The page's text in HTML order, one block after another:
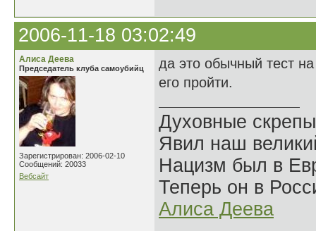
2006-11-18 03:02:49
Алиса Деева
Председатель клуба самоубийц
Зарегистрирован: 2006-02-10
Сообщений: 20033
Вебсайт
да это обычный тест
его пройти.
Духовные
Явил наш
Нацизм был в
Теперь он в
Алиса Деева